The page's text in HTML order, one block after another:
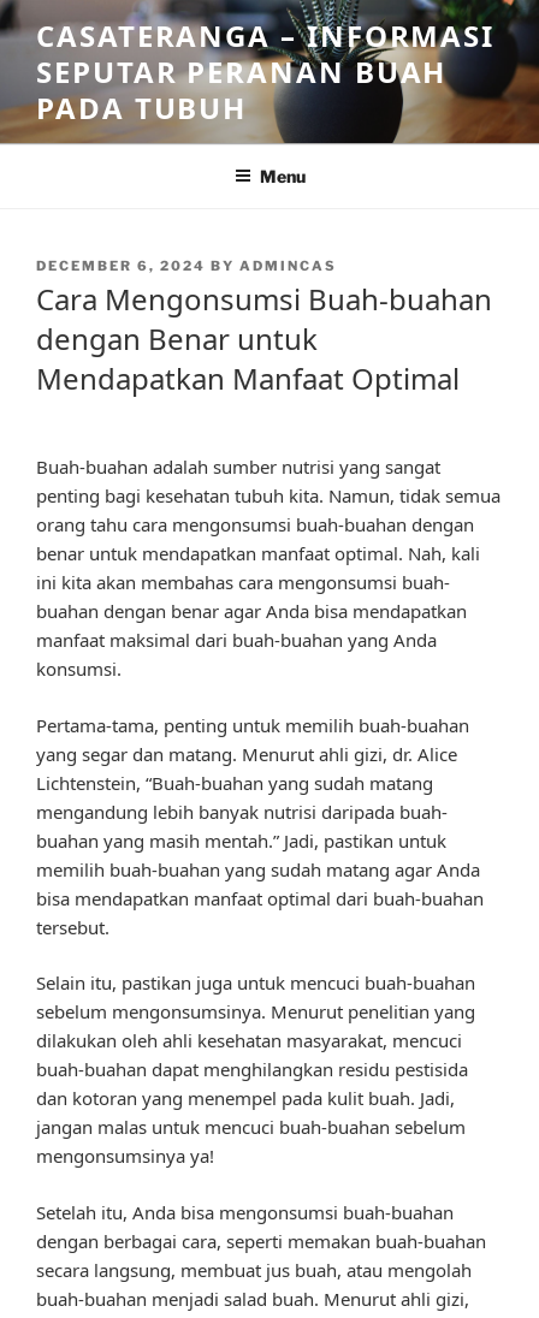
Skip
to
content
CASATERANGA – INFORMASI
SEPUTAR PERANAN BUAH
PADA TUBUH
Menu
POSTED
DECEMBER 6, 2024 BY ADMINCAS
Cara Mengonsumsi Buah-buahan
dengan Benar untuk
Mendapatkan Manfaat Optimal
Buah-buahan adalah sumber nutrisi yang sangat
penting bagi kesehatan tubuh kita. Namun, tidak semua
orang tahu cara mengonsumsi buah-buahan dengan
benar untuk mendapatkan manfaat optimal. Nah, kali
ini kita akan membahas cara mengonsumsi buah-
buahan dengan benar agar Anda bisa mendapatkan
manfaat maksimal dari buah-buahan yang Anda
konsumsi.
Pertama-tama, penting untuk memilih buah-buahan
yang segar dan matang. Menurut ahli gizi, dr. Alice
Lichtenstein, “Buah-buahan yang sudah matang
mengandung lebih banyak nutrisi daripada buah-
buahan yang masih mentah.” Jadi, pastikan untuk
memilih buah-buahan yang sudah matang agar Anda
bisa mendapatkan manfaat optimal dari buah-buahan
tersebut.
Selain itu, pastikan juga untuk mencuci buah-buahan
sebelum mengonsumsinya. Menurut penelitian yang
dilakukan oleh ahli kesehatan masyarakat, mencuci
buah-buahan dapat menghilangkan residu pestisida
dan kotoran yang menempel pada kulit buah. Jadi,
jangan malas untuk mencuci buah-buahan sebelum
mengonsumsinya ya!
Setelah itu, Anda bisa mengonsumsi buah-buahan
dengan berbagai cara, seperti memakan buah-buahan
secara langsung, membuat jus buah, atau mengolah
buah-buahan menjadi salad buah. Menurut ahli gizi,